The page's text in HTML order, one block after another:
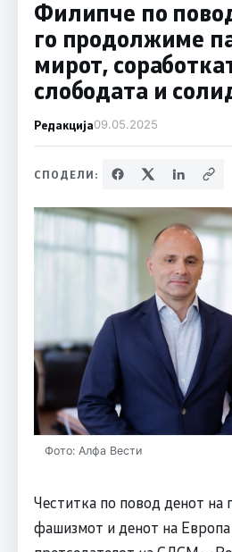
Филипче по
го продолжиме
мирот,
слободата и
Редакција09.05.2025
СПОДЕЛИ:
Фото: Алфа Вести
Честитка по повод денот на
фашизмот и денот на Европа